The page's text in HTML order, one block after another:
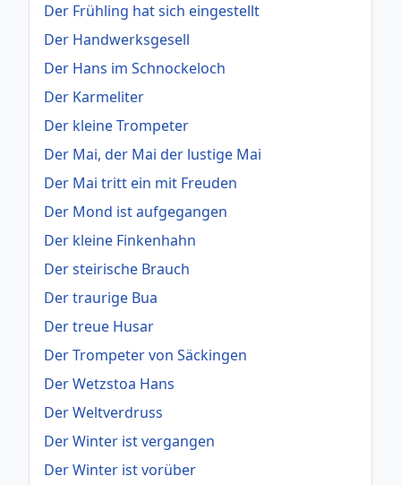
Der Frühling hat sich eingestellt
Der Handwerksgesell
Der Hans im Schnockeloch
Der Karmeliter
Der kleine Trompeter
Der Mai, der Mai der lustige Mai
Der Mai tritt ein mit Freuden
Der Mond ist aufgegangen
Der kleine Finkenhahn
Der steirische Brauch
Der traurige Bua
Der treue Husar
Der Trompeter von Säckingen
Der Wetzstoa Hans
Der Weltverdruss
Der Winter ist vergangen
Der Winter ist vorüber